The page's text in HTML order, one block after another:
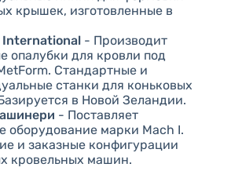
крышек, изготовленные в
- Производит
опалубки для кровли под
Стандартные и
станки для коньковых
в Новой Зеландии.
- Поставляет
оборудование марки Mach I.
и заказные конфигурации
кровельных машин.